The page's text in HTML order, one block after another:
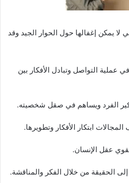
لا يمكن إغفالها حول الحوار الجيد وقد
عملية التواصل وتبادل الأفكار بين
الفرد ويساهم في صقل شخصيته.
ابتكار الأفكار وتطويرها.
عقل الإنسان.
الحقيقة من خلال الفكر والمناقشة.